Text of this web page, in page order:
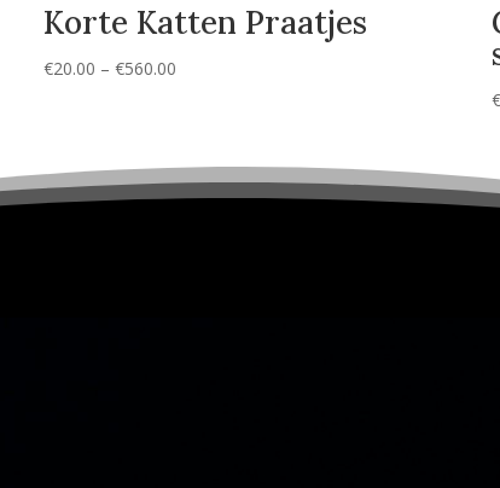
Korte Katten Praatjes
€20.00 – €560.00Prijsklasse:
€